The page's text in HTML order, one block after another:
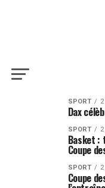
SPORT
Dax
SPORT
Basket :
Coupe
SPORT
Coupe